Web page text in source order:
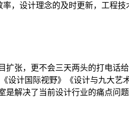
，设计理念的及时更新，工程技
张，更不会三天两头的打电话
设计国际视野》《设计与九大
解决了当前设计行业的痛点问